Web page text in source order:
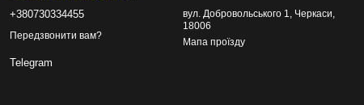
+380730334455
Передзвонити вам?
Telegram
вул. Добровольського 1, Черкаси,
18006
Мапа проїзду